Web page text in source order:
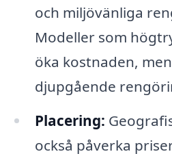
och miljövänliga
Modeller som
öka kostnaden,
djupgående
Placering:
också påverka